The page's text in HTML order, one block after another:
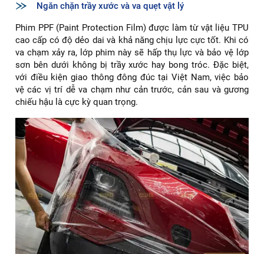
Ngăn chặn trầy xước và va quẹt vật lý
Phim PPF (Paint Protection Film) được làm từ vật liệu TPU
cao cấp có độ dẻo dai và khả năng chịu lực cực tốt. Khi có
va chạm xảy ra, lớp phim này sẽ hấp thụ lực và bảo vệ lớp
sơn bên dưới không bị trầy xước hay bong tróc. Đặc biệt,
với điều kiện giao thông đông đúc tại Việt Nam, việc bảo
vệ các vị trí dễ va chạm như cản trước, cản sau và gương
chiếu hậu là cực kỳ quan trọng.